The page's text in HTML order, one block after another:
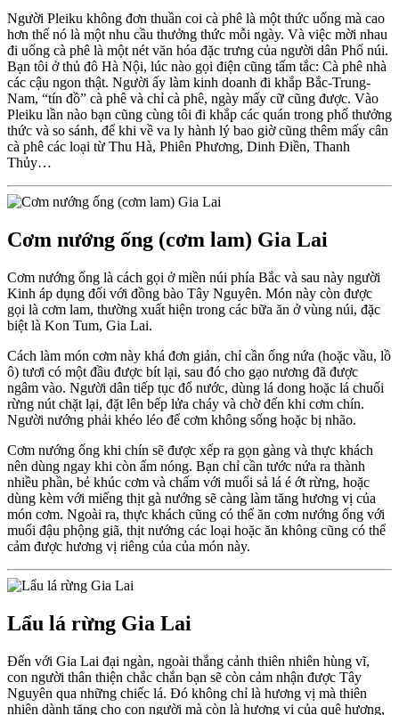
Người Pleiku không đơn thuần coi cà phê là một thức uống mà cao
hơn thế nó là một nhu cầu thưởng thức mỗi ngày. Và việc mời nhau
đi uống cà phê là một nét văn hóa đặc trưng của người dân Phố núi.
Bạn tôi ở thủ đô Hà Nội, lúc nào gọi điện cũng tấm tắc: Cà phê nhà
các cậu ngon thật. Người ấy làm kinh doanh đi khắp Bắc-Trung-
Nam, “tín đồ” cà phê và chỉ cà phê, ngày mấy cữ cũng được. Vào
Pleiku lần nào bạn cũng cùng tôi đi khắp các quán trong phố thưởng
thức và so sánh, để khi về va ly hành lý bao giờ cũng thêm mấy cân
cà phê các loại từ Thu Hà, Phiên Phương, Dinh Điền, Thanh
Thủy…
Cơm nướng ống (cơm lam) Gia Lai
Cơm nướng ống là cách gọi ở miền núi phía Bắc và sau này người
Kinh áp dụng đối với đồng bào Tây Nguyên. Món này còn được
gọi là cơm lam, thường xuất hiện trong các bữa ăn ở vùng núi, đặc
biệt là Kon Tum, Gia Lai.
Cách làm món cơm này khá đơn giản, chỉ cần ống nứa (hoặc vầu, lồ
ô) tươi có một đầu được bít lại, sau đó cho gạo nương đã được
ngâm vào. Người dân tiếp tục đổ nước, dùng lá dong hoặc lá chuối
rừng nút chặt lại, đặt lên bếp lửa cháy và chờ đến khi cơm chín.
Người nướng phải khéo léo để cơm không sống hoặc bị nhão.
Cơm nướng ống khi chín sẽ được xếp ra gọn gàng và thực khách
nên dùng ngay khi còn ấm nóng. Bạn chỉ cần tước nứa ra thành
nhiều phần, bẻ khúc cơm và chấm với muối sả lá é ớt rừng, hoặc
dùng kèm với miếng thịt gà nướng sẽ càng làm tăng hương vị của
món cơm. Ngoài ra, thực khách cũng có thể ăn cơm nướng ống với
muối đậu phộng giã, thịt nướng các loại hoặc ăn không cũng có thể
cảm được hương vị riêng của của món này.
Lẩu lá rừng Gia Lai
Đến với Gia Lai đại ngàn, ngoài thắng cảnh thiên nhiên hùng vĩ,
con người thân thiện chắc chắn bạn sẽ còn cảm nhận được Tây
Nguyên qua những chiếc lá. Đó không chỉ là hương vị mà thiên
nhiên dành tặng cho con người mà còn là hương vị của quê hương,